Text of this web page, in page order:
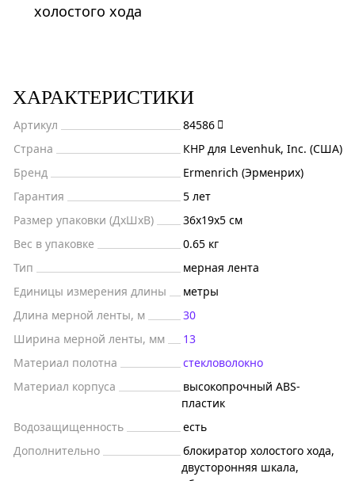
холостого хода
ХАРАКТЕРИСТИКИ
Артикул
84586
Страна
КНР для Levenhuk, Inc. (США)
Бренд
Ermenrich (Эрменрих)
Гарантия
5 лет
Размер упаковки (ДxШxВ)
36x19x5 см
Вес в упаковке
0.65 кг
Тип
мерная лента
Единицы измерения длины
метры
Длина мерной ленты, м
30
Ширина мерной ленты, мм
13
Материал полотна
стекловолокно
Материал корпуса
высокопрочный ABS-
пластик
Водозащищенность
есть
Дополнительно
блокиратор холостого хода,
двусторонняя шкала,